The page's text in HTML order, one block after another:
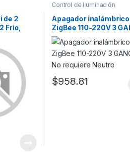
de 2
Frío,
Control de Iluminación
Apagador inalámbrico
ZigBee 110-220V 3
No requiere Neutro
$958.81